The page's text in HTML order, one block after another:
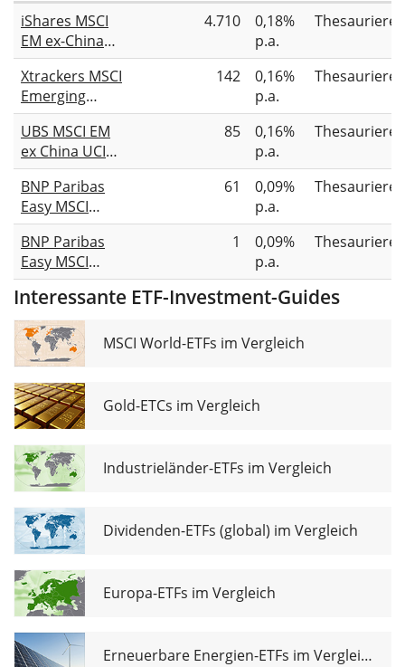
iShares MSCI
EM ex-China
UCITS ETF USD
(Acc)
4.710
0,18%
p.a.
Xtrackers MSCI
Emerging
Markets ex
China UCITS
ETF 1C
142
0,16%
p.a.
UBS MSCI EM
ex China UCITS
ETF USD acc
85
0,16%
p.a.
BNP Paribas
Easy MSCI
Emerging ex
China UCITS
ETF Acc
61
0,09%
p.a.
BNP Paribas
Easy MSCI
Emerging ex
China UCITS
ETF EUR Acc
1
0,09%
p.a.
Interessante ETF-Investment-Guides
MSCI World-ETFs im Vergleich
Gold-ETCs im Vergleich
Industrieländer-ETFs im Vergleich
Dividenden-ETFs (global) im Vergleich
Europa-ETFs im Vergleich
Erneuerbare Energien-ETFs im Vergleich